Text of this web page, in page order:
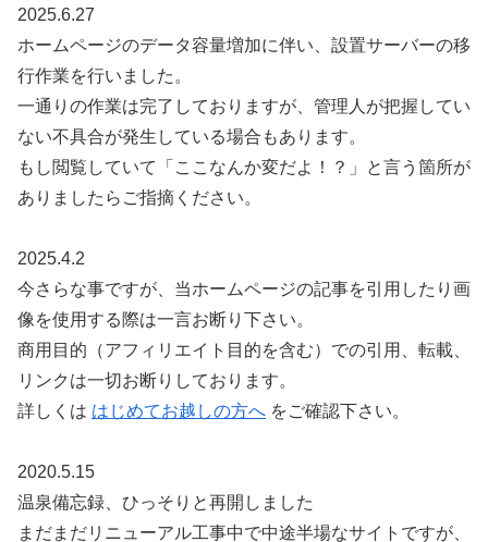
2025.6.27
ホームページのデータ容量増加に伴い、設置サーバーの移
行作業を行いました。
一通りの作業は完了しておりますが、管理人が把握してい
ない不具合が発生している場合もあります。
もし閲覧していて「ここなんか変だよ！？」と言う箇所が
ありましたらご指摘ください。
2025.4.2
今さらな事ですが、当ホームページの記事を引用したり画
像を使用する際は一言お断り下さい。
商用目的（アフィリエイト目的を含む）での引用、転載、
リンクは一切お断りしております。
詳しくは はじめてお越しの方へ をご確認下さい。
2020.5.15
温泉備忘録、ひっそりと再開しました
まだまだリニューアル工事中で中途半場なサイトですが、